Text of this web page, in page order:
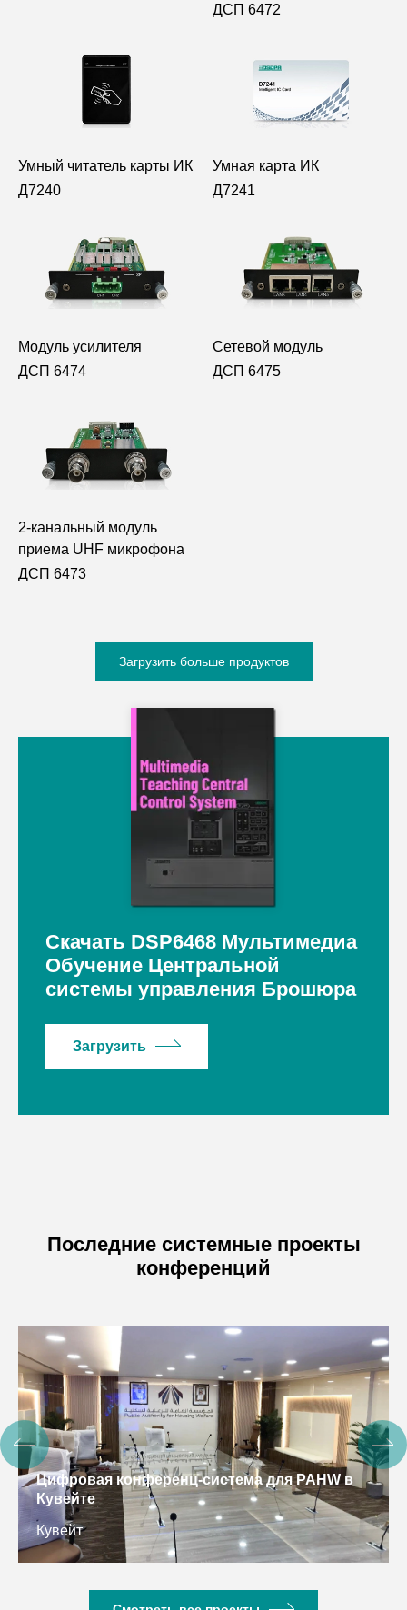
ДСП 6472
Умный читатель карты ИК
Д7240
Умная карта ИК
Д7241
Модуль усилителя
ДСП 6474
Сетевой модуль
ДСП 6475
2-канальный модуль
приема UHF микрофона
ДСП 6473
Загрузить больше продуктов
Скачать DSP6468 Мультимедиа
Обучение Центральной
системы управления Брошюра
Загрузить
Последние системные проекты
конференций
Интеллектуальная система конференций для
УВКПЧ, Камбоджа
Камбоджа